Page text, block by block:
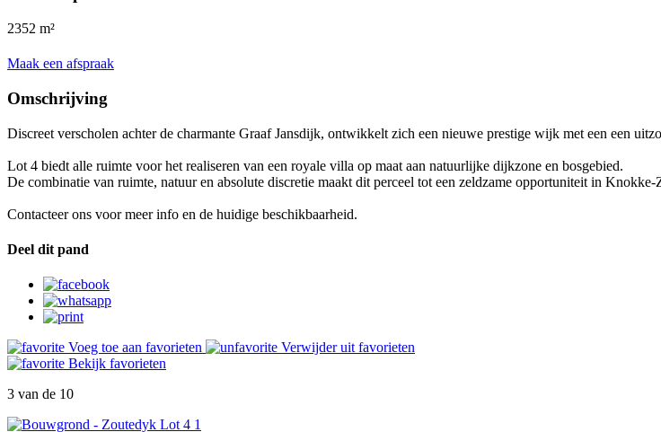
2352 m²
Maak een afspraak
Omschrijving
Discreet verscholen achter de charmante Graaf Jansdijk, ontwikkelt zich een nieuwe prestige wijk met een een
Lot 4 biedt alle ruimte voor het realiseren van een royale villa op maat aan natuurlijke dijkzone en bosgebied.
De combinatie van ruimte, natuur en absolute discretie maakt dit perceel tot een zeldzame opportuniteit in Knokke-
Contacteer ons voor meer info en de huidige beschikbaarheid.
Deel dit pand
Voeg toe aan favorieten
Verwijder uit favorieten
Bekijk favorieten
3 van de 10